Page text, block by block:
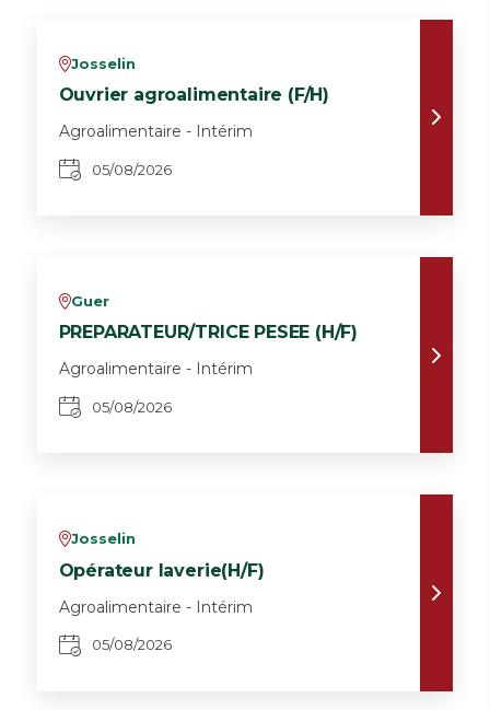
vJosselin
Ouvrier agroalimentaire (F/H)
Agroalimentaire - Intérim
05/08/2026
vGuer
PREPARATEUR/TRICE PESEE (H/F)
Agroalimentaire - Intérim
05/08/2026
vJosselin
Opérateur laverie(H/F)
Agroalimentaire - Intérim
05/08/2026